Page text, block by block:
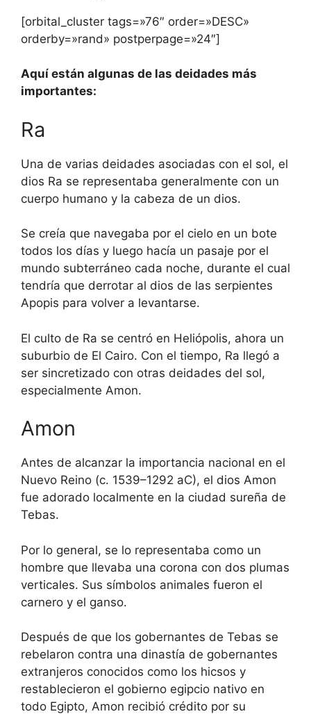
[orbital_cluster tags=»76″ order=»DESC»
orderby=»rand» postperpage=»24″]
Aquí están algunas de las deidades más
importantes:
Ra
Una de varias deidades asociadas con el sol, el
dios Ra se representaba generalmente con un
cuerpo humano y la cabeza de un dios.
Se creía que navegaba por el cielo en un bote
todos los días y luego hacía un pasaje por el
mundo subterráneo cada noche, durante el cual
tendría que derrotar al dios de las serpientes
Apopis para volver a levantarse.
El culto de Ra se centró en Heliópolis, ahora un
suburbio de El Cairo. Con el tiempo, Ra llegó a
ser sincretizado con otras deidades del sol,
especialmente Amon.
Amon
Antes de alcanzar la importancia nacional en el
Nuevo Reino (c. 1539–1292 aC), el dios Amon
fue adorado localmente en la ciudad sureña de
Tebas.
Por lo general, se lo representaba como un
hombre que llevaba una corona con dos plumas
verticales. Sus símbolos animales fueron el
carnero y el ganso.
Después de que los gobernantes de Tebas se
rebelaron contra una dinastía de gobernantes
extranjeros conocidos como los hicsos y
restablecieron el gobierno egipcio nativo en
todo Egipto, Amon recibió crédito por su